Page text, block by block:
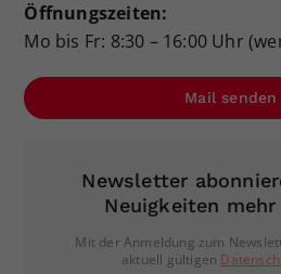
Öffnungszeiten:
Mo bis Fr: 8:30 – 16:00 Uhr
Mail senden
Newsletter
Neuigkeiten mehr
Mit der Anmeldung zum
aktuell gültigen